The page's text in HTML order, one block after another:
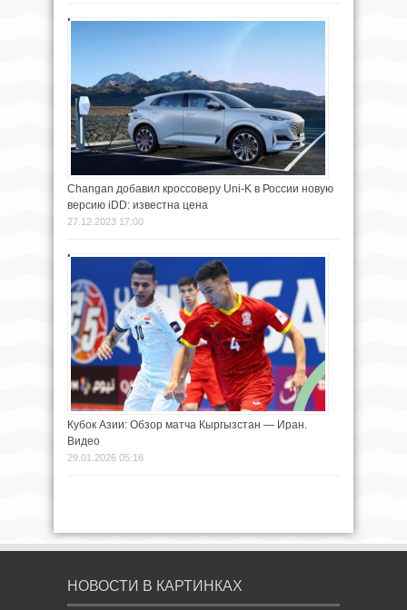
Changan добавил кроссоверу Uni-K в России новую
версию iDD: известна цена
27.12.2023 17:00
Кубок Азии: Обзор матча Кыргызстан — Иран.
Видео
29.01.2026 05:16
НОВОСТИ В КАРТИНКАХ